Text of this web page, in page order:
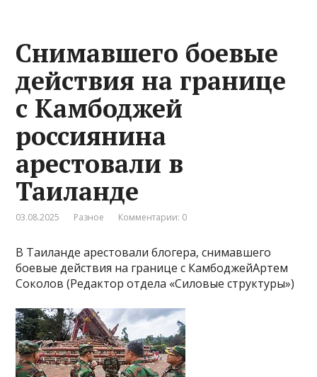
Снимавшего боевые
действия на границе
с Камбоджей
россиянина
арестовали в
Таиланде
03.08.2025 Разное Комментарии: 0
В Таиланде арестовали блогера, снимавшего
боевые действия на границе с КамбоджейАртем
Соколов (Редактор отдела «Силовые структуры»)